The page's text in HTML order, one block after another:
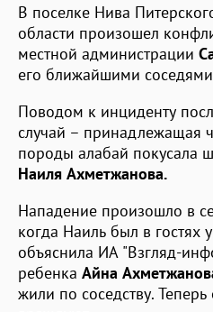
В поселке Нива
области произошел
местной администрации
его ближайшими соседями
Поводом к инциденту
случай – принадлежащая
породы алабай покусала
Наиля Ахметжанова.
Нападение произошло в
когда Наиль был в гостях
объяснила ИА "Взгляд-
ребенка Айна
жили по соседству.